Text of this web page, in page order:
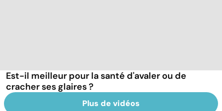
Est-il meilleur pour la santé d'avaler ou de
cracher ses glaires ?
Plus de vidéos